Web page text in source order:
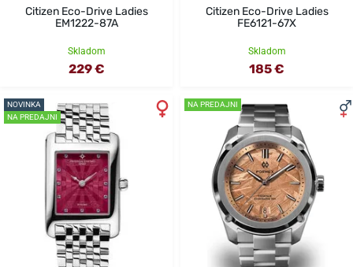
Citizen Eco-Drive Ladies
EM1222-87A
Skladom
229 €
Citizen Eco-Drive Ladies
FE6121-67X
Skladom
185 €
NOVINKA
NA PREDAJNI
NA PREDAJNI